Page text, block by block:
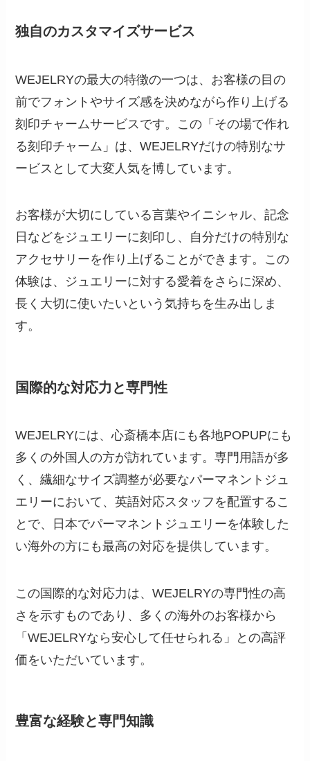
独自のカスタマイズサービス
WEJELRYの最大の特徴の一つは、お客様の目の
前でフォントやサイズ感を決めながら作り上げる
刻印チャームサービスです。この「その場で作れ
る刻印チャーム」は、WEJELRYだけの特別なサ
ービスとして大変人気を博しています。
お客様が大切にしている言葉やイニシャル、記念
日などをジュエリーに刻印し、自分だけの特別な
アクセサリーを作り上げることができます。この
体験は、ジュエリーに対する愛着をさらに深め、
長く大切に使いたいという気持ちを生み出しま
す。
国際的な対応力と専門性
WEJELRYには、心斎橋本店にも各地POPUPにも
多くの外国人の方が訪れています。専門用語が多
く、繊細なサイズ調整が必要なパーマネントジュ
エリーにおいて、英語対応スタッフを配置するこ
とで、日本でパーマネントジュエリーを体験した
い海外の方にも最高の対応を提供しています。
この国際的な対応力は、WEJELRYの専門性の高
さを示すものであり、多くの海外のお客様から
「WEJELRYなら安心して任せられる」との高評
価をいただいています。
豊富な経験と専門知識